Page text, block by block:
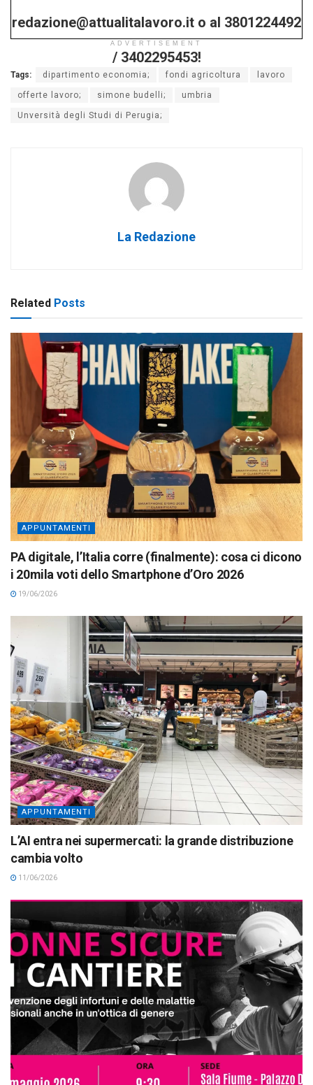
redazione@attualitalavoro.it o al 3801224492
/ 3402295453!
ADVERTISEMENT
Tags: dipartimento economia; fondi agricoltura lavoro
offerte lavoro; simone budelli; umbria
Unversità degli Studi di Perugia;
La Redazione
Related Posts
APPUNTAMENTI
PA digitale, l’Italia corre (finalmente): cosa ci dicono
i 20mila voti dello Smartphone d’Oro 2026
19/06/2026
APPUNTAMENTI
L’AI entra nei supermercati: la grande distribuzione
cambia volto
11/06/2026